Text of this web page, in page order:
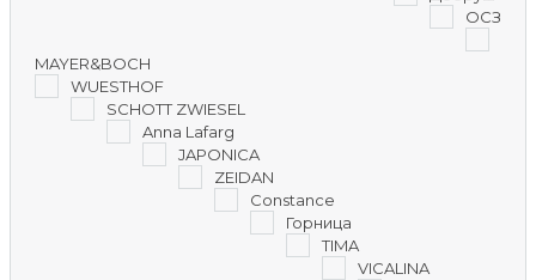
ОСЗ
MAYER&BOCH
WUESTHOF
SCHOTT ZWIESEL
Anna Lafarg
JAPONICA
ZEIDAN
Constance
Горница
TIMA
VICALINA